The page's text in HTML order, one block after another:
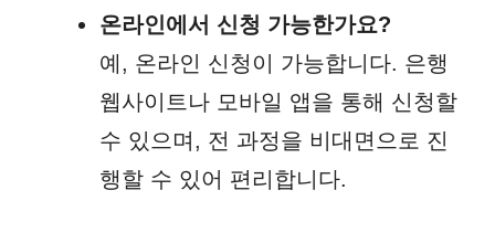
온라인에서 신청 가능한가요?
예, 온라인 신청이 가능합니다. 은행
웹사이트나 모바일 앱을 통해 신청할
수 있으며, 전 과정을 비대면으로 진
행할 수 있어 편리합니다.